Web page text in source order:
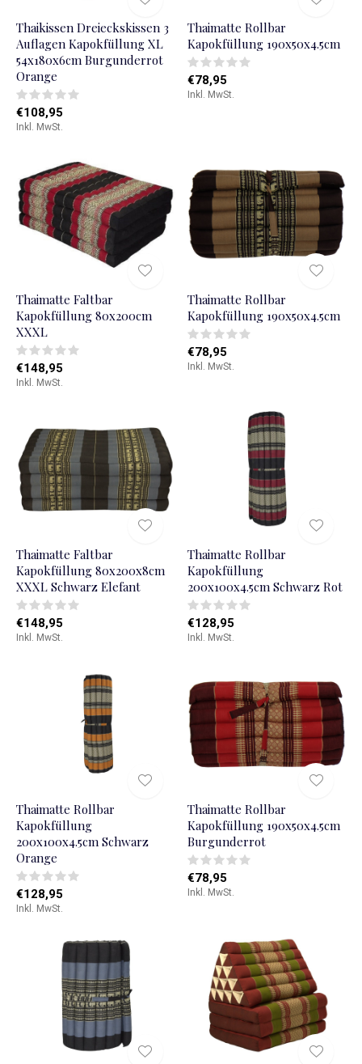
Thaikissen Dreieckskissen 3
Auflagen Kapokfüllung XL
54x180x6cm Burgunderrot
Orange
€108,95
Inkl. MwSt.
Thaimatte Rollbar
Kapokfüllung 190x50x4.5cm
€78,95
Inkl. MwSt.
Thaimatte Faltbar
Kapokfüllung 80x200cm
XXXL
€148,95
Inkl. MwSt.
Thaimatte Rollbar
Kapokfüllung 190x50x4.5cm
€78,95
Inkl. MwSt.
Thaimatte Faltbar
Kapokfüllung 80x200x8cm
XXXL Schwarz Elefant
€148,95
Inkl. MwSt.
Thaimatte Rollbar
Kapokfüllung
200x100x4.5cm Schwarz Rot
€128,95
Inkl. MwSt.
Thaimatte Rollbar
Kapokfüllung
200x100x4.5cm Schwarz
Orange
€128,95
Inkl. MwSt.
Thaimatte Rollbar
Kapokfüllung 190x50x4.5cm
Burgunderrot
€78,95
Inkl. MwSt.